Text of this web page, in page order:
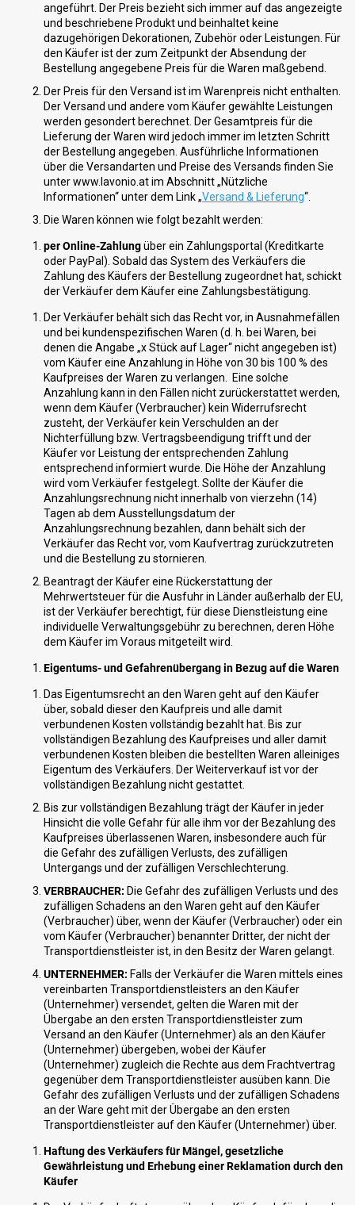
angeführt. Der Preis bezieht sich immer auf das angezeigte
und beschriebene Produkt und beinhaltet keine
dazugehörigen Dekorationen, Zubehör oder Leistungen. Für
den Käufer ist der zum Zeitpunkt der Absendung der
Bestellung angegebene Preis für die Waren maßgebend.
Der Preis für den Versand ist im Warenpreis nicht enthalten.
Der Versand und andere vom Käufer gewählte Leistungen
werden gesondert berechnet. Der Gesamtpreis für die
Lieferung der Waren wird jedoch immer im letzten Schritt
der Bestellung angegeben. Ausführliche Informationen
über die Versandarten und Preise des Versands finden Sie
unter www.lavonio.at im Abschnitt „Nützliche
Informationen“ unter dem Link „Versand & Lieferung“.
Die Waren können wie folgt bezahlt werden:
per Online-Zahlungüber ein Zahlungsportal (Kreditkarte
oder PayPal). Sobald das System des Verkäufers die
Zahlung des Käufers der Bestellung zugeordnet hat, schickt
der Verkäufer dem Käufer eine Zahlungsbestätigung.
Der Verkäufer behält sich das Recht vor, in Ausnahmefällen
und bei kundenspezifischen Waren (d. h. bei Waren, bei
denen die Angabe „x Stück auf Lager“ nicht angegeben ist)
vom Käufer eine Anzahlung in Höhe von 30 bis 100 % des
Kaufpreises der Waren zu verlangen. Eine solche
Anzahlung kann in den Fällen nicht zurückerstattet werden,
wenn dem Käufer (Verbraucher) kein Widerrufsrecht
zusteht, der Verkäufer kein Verschulden an der
Nichterfüllung bzw. Vertragsbeendigung trifft und der
Käufer vor Leistung der entsprechenden Zahlung
entsprechend informiert wurde. Die Höhe der Anzahlung
wird vom Verkäufer festgelegt. Sollte der Käufer die
Anzahlungsrechnung nicht innerhalb von vierzehn (14)
Tagen ab dem Ausstellungsdatum der
Anzahlungsrechnung bezahlen, dann behält sich der
Verkäufer das Recht vor, vom Kaufvertrag zurückzutreten
und die Bestellung zu stornieren.
Beantragt der Käufer eine Rückerstattung der
Mehrwertsteuer für die Ausfuhr in Länder außerhalb der EU,
ist der Verkäufer berechtigt, für diese Dienstleistung eine
individuelle Verwaltungsgebühr zu berechnen, deren Höhe
dem Käufer im Voraus mitgeteilt wird.
Eigentums- und Gefahrenübergang in Bezug auf die Waren
Das Eigentumsrecht an den Waren geht auf den Käufer
über, sobald dieser den Kaufpreis und alle damit
verbundenen Kosten vollständig bezahlt hat. Bis zur
vollständigen Bezahlung des Kaufpreises und aller damit
verbundenen Kosten bleiben die bestellten Waren alleiniges
Eigentum des Verkäufers. Der Weiterverkauf ist vor der
vollständigen Bezahlung nicht gestattet.
Bis zur vollständigen Bezahlung trägt der Käufer in jeder
Hinsicht die volle Gefahr für alle ihm vor der Bezahlung des
Kaufpreises überlassenen Waren, insbesondere auch für
die Gefahr des zufälligen Verlusts, des zufälligen
Untergangs und der zufälligen Verschlechterung.
VERBRAUCHER: Die Gefahr des zufälligen Verlusts und des
zufälligen Schadens an den Waren geht auf den Käufer
(Verbraucher) über, wenn der Käufer (Verbraucher) oder ein
vom Käufer (Verbraucher) benannter Dritter, der nicht der
Transportdienstleister ist, in den Besitz der Waren gelangt.
UNTERNEHMER: Falls der Verkäufer die Waren mittels eines
vereinbarten Transportdienstleisters an den Käufer
(Unternehmer) versendet, gelten die Waren mit der
Übergabe an den ersten Transportdienstleister zum
Versand an den Käufer (Unternehmer) als an den Käufer
(Unternehmer) übergeben, wobei der Käufer
(Unternehmer) zugleich die Rechte aus dem Frachtvertrag
gegenüber dem Transportdienstleister ausüben kann. Die
Gefahr des zufälligen Verlusts und der zufälligen Schadens
an der Ware geht mit der Übergabe an den ersten
Transportdienstleister auf den Käufer (Unternehmer) über.
Haftung des Verkäufers für Mängel, gesetzliche
Gewährleistung und Erhebung einer Reklamation durch den
Käufer